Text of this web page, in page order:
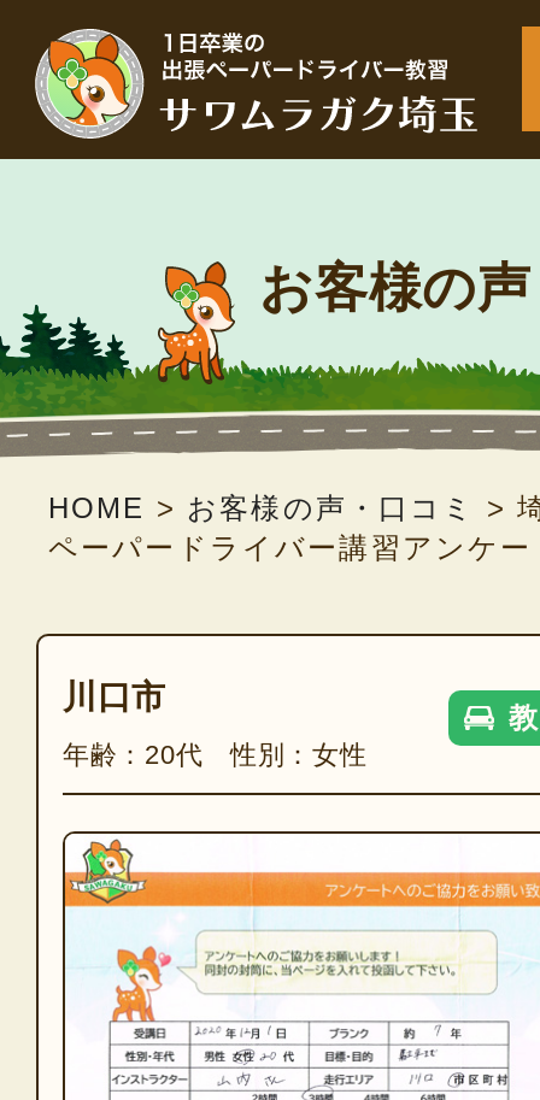
お客様の
HOME > お客様の声・口コミ >
ペーパードライバー講習アンケー
川口市
年齢：20代 性別：女性